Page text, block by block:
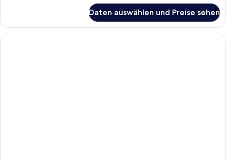
Zimmer,
Nichtraucher,
Meerblick
Daten auswählen und Preise sehen